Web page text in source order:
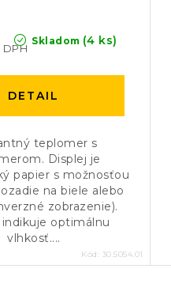
Skladom (4 ks)
DETAIL
teplomer s
Displej je
papier s možnosťou
na biele alebo
zobrazenie).
indikuje optimálnu
vlhkosť....
Kód: 30.5054.01